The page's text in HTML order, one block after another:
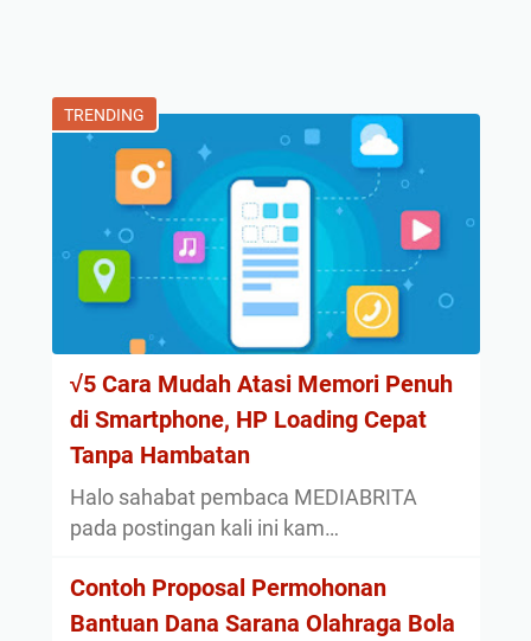
TRENDING
√5 Cara Mudah Atasi Memori Penuh
di Smartphone, HP Loading Cepat
Tanpa Hambatan
Halo sahabat pembaca MEDIABRITA
pada postingan kali ini kam…
Contoh Proposal Permohonan
Bantuan Dana Sarana Olahraga Bola